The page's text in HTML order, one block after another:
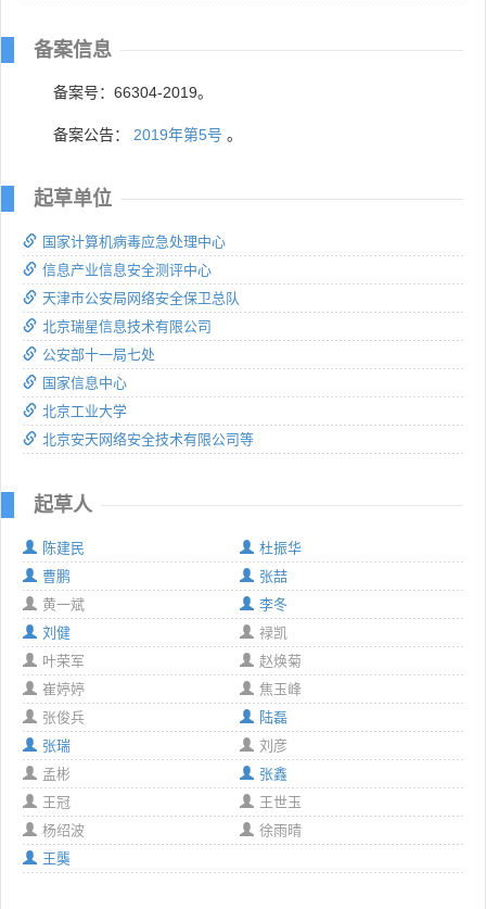
备案信息
备案号：66304-2019。
备案公告： 2019年第5号 。
起草单位
国家计算机病毒应急处理中心
信息产业信息安全测评中心
天津市公安局网络安全保卫总队
北京瑞星信息技术有限公司
公安部十一局七处
国家信息中心
北京工业大学
北京安天网络安全技术有限公司等
起草人
陈建民
杜振华
曹鹏
张喆
黄一斌
李冬
刘健
禄凯
叶荣军
赵焕菊
崔婷婷
焦玉峰
张俊兵
陆磊
张瑞
刘彦
孟彬
张鑫
王冠
王世玉
杨绍波
徐雨晴
王龑